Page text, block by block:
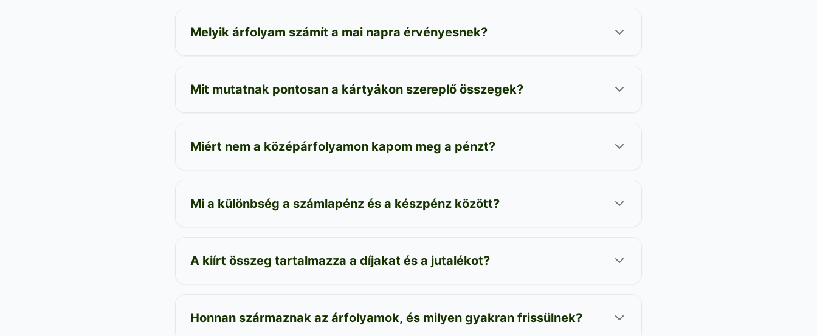
Melyik árfolyam számít a mai napra érvényesnek?
Mit mutatnak pontosan a kártyákon szereplő összegek?
Miért nem a középárfolyamon kapom meg a pénzt?
Mi a különbség a számlapénz és a készpénz között?
A kiírt összeg tartalmazza a díjakat és a jutalékot?
Honnan származnak az árfolyamok, és milyen gyakran frissülnek?